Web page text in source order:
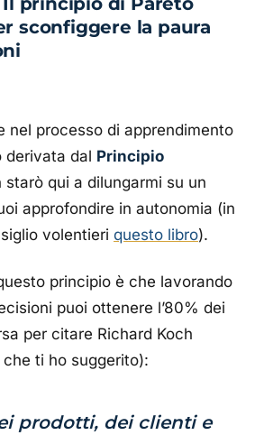
sconfiggere la paura
nel processo di apprendimento
derivata dal Principio
starò qui a dilungarmi su un
approfondire in autonomia (in
volentieri questo libro).
principio è che lavorando
puoi ottenere l’80% dei
per citare Richard Koch
ti ho suggerito):
prodotti, dei clienti e